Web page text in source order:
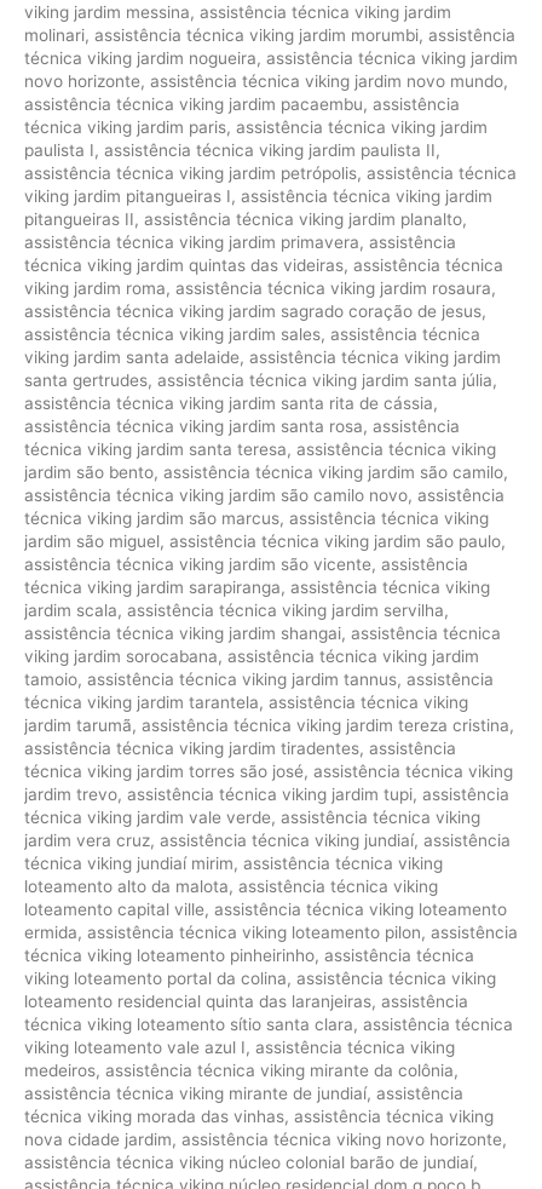
viking jardim messina, assistência técnica viking jardim
molinari, assistência técnica viking jardim morumbi, assistência
técnica viking jardim nogueira, assistência técnica viking jardim
novo horizonte, assistência técnica viking jardim novo mundo,
assistência técnica viking jardim pacaembu, assistência
técnica viking jardim paris, assistência técnica viking jardim
paulista I, assistência técnica viking jardim paulista II,
assistência técnica viking jardim petrópolis, assistência técnica
viking jardim pitangueiras I, assistência técnica viking jardim
pitangueiras II, assistência técnica viking jardim planalto,
assistência técnica viking jardim primavera, assistência
técnica viking jardim quintas das videiras, assistência técnica
viking jardim roma, assistência técnica viking jardim rosaura,
assistência técnica viking jardim sagrado coração de jesus,
assistência técnica viking jardim sales, assistência técnica
viking jardim santa adelaide, assistência técnica viking jardim
santa gertrudes, assistência técnica viking jardim santa júlia,
assistência técnica viking jardim santa rita de cássia,
assistência técnica viking jardim santa rosa, assistência
técnica viking jardim santa teresa, assistência técnica viking
jardim são bento, assistência técnica viking jardim são camilo,
assistência técnica viking jardim são camilo novo, assistência
técnica viking jardim são marcus, assistência técnica viking
jardim são miguel, assistência técnica viking jardim são paulo,
assistência técnica viking jardim são vicente, assistência
técnica viking jardim sarapiranga, assistência técnica viking
jardim scala, assistência técnica viking jardim servilha,
assistência técnica viking jardim shangai, assistência técnica
viking jardim sorocabana, assistência técnica viking jardim
tamoio, assistência técnica viking jardim tannus, assistência
técnica viking jardim tarantela, assistência técnica viking
jardim tarumã, assistência técnica viking jardim tereza cristina,
assistência técnica viking jardim tiradentes, assistência
técnica viking jardim torres são josé, assistência técnica viking
jardim trevo, assistência técnica viking jardim tupi, assistência
técnica viking jardim vale verde, assistência técnica viking
jardim vera cruz, assistência técnica viking jundiaí, assistência
técnica viking jundiaí mirim, assistência técnica viking
loteamento alto da malota, assistência técnica viking
loteamento capital ville, assistência técnica viking loteamento
ermida, assistência técnica viking loteamento pilon, assistência
técnica viking loteamento pinheirinho, assistência técnica
viking loteamento portal da colina, assistência técnica viking
loteamento residencial quinta das laranjeiras, assistência
técnica viking loteamento sítio santa clara, assistência técnica
viking loteamento vale azul I, assistência técnica viking
medeiros, assistência técnica viking mirante da colônia,
assistência técnica viking mirante de jundiaí, assistência
técnica viking morada das vinhas, assistência técnica viking
nova cidade jardim, assistência técnica viking novo horizonte,
assistência técnica viking núcleo colonial barão de jundiaí,
assistência técnica viking núcleo residencial dom g poço b